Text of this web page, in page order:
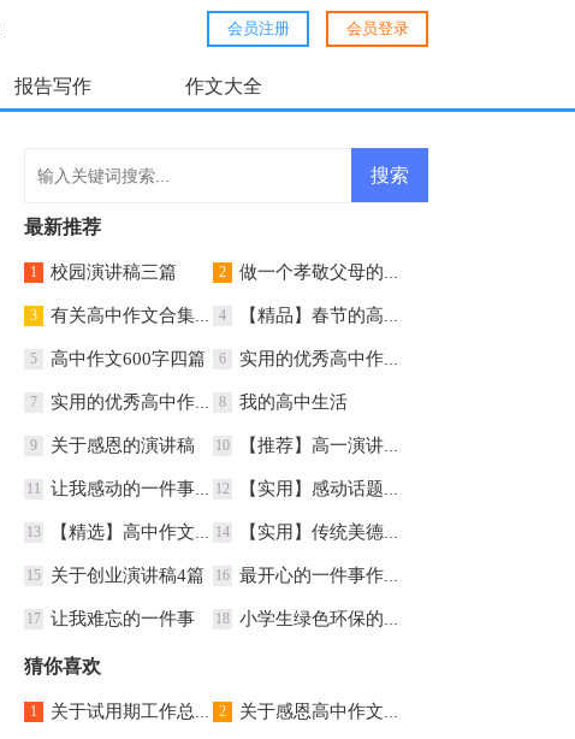
会员登录
会员注册
报告写作 作文大全
最新推荐
1 校园演讲稿三篇 2 做一个孝敬父母的孩子演讲稿
3 有关高中作文合集六篇 4 【精品】春节的高中作文汇总八篇
5 高中作文600字四篇 6 实用的优秀高中作文4篇
7 实用的优秀高中作文汇总7篇 8 我的高中生活
9 关于感恩的演讲稿 10 【推荐】高一演讲稿三篇
11 让我感动的一件事作文600字 12 【实用】感动话题作文合集10篇
13 【精选】高中作文汇总9篇 14 【实用】传统美德演讲稿3篇
15 关于创业演讲稿4篇 16 最开心的一件事作文
17 让我难忘的一件事 18 小学生绿色环保的演讲稿
猜你喜欢
1 关于试用期工作总结锦集七篇 2 关于感恩高中作文300字集锦八篇